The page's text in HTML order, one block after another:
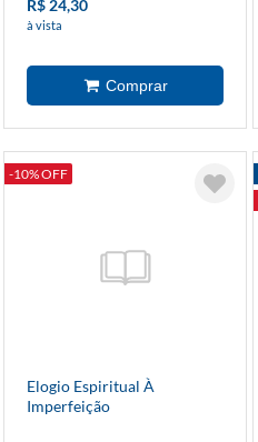
R$ 24,30
à vista
-10% OFF
Elogio Espiritual À
Imperfeição